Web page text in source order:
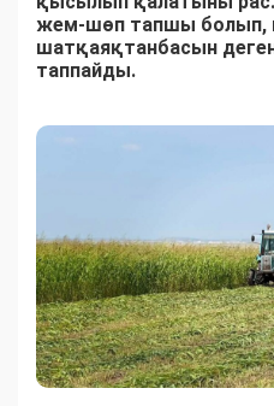
жем-шөп тапшы болып,
шатқаяқтанбасын
таппайды.